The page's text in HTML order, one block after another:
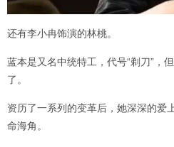
还有李小冉饰演的林桃。
蓝本是又名中统特工，代号“剃刀”，
了。
资历了一系列的变革后，她深深的爱
命海角。